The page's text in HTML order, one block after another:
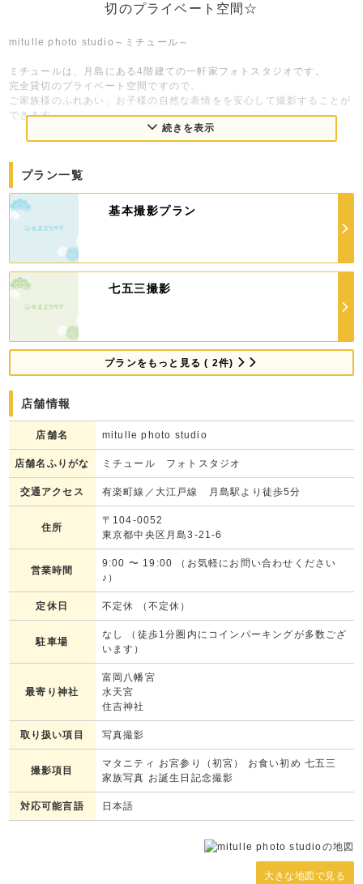
切のプライベート空間☆
mitulle photo studio～ミチュール～
ミチュールは、月島にある4階建ての一軒家フォトスタジオです。
完全貸切のプライベート空間ですので、
ご家族様のふれあい、お子様の自然な表情をを安心して撮影することが
できます。
手ぶらでお越しいただける外出パックなど、多彩なオプションをご用意
しているので、オンリーワンのご希望にお応えさせて頂きます。
続きを表示
プラン一覧
基本撮影プラン
七五三撮影
プランをもっと見る ( 2件)
店舗情報
店舗名 mitulle photo studio
店舗名ふりがな ミチュール フォトスタジオ
交通アクセス 有楽町線／大江戸線 月島駅より徒歩5分
住所
〒104-0052
東京都中央区月島3-21-6
営業時間
9:00 〜 19:00 （お気軽にお問い合わせください
♪）
定休日 不定休 （不定休）
駐車場
なし （徒歩1分圏内にコインパーキングが多数ござ
います）
最寄り神社
富岡八幡宮
水天宮
住吉神社
取り扱い項目 写真撮影
撮影項目
マタニティ お宮参り（初宮） お食い初め 七五三
家族写真 お誕生日記念撮影
対応可能言語 日本語
大きな地図で見る